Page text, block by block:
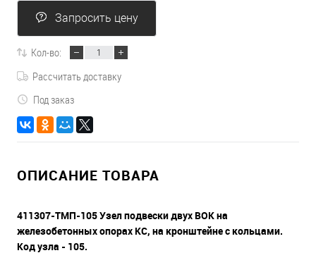
Запросить цену
Кол-во:
Рассчитать доставку
Под заказ
ОПИСАНИЕ ТОВАРА
411307-ТМП-105 Узел подвески двух ВОК на
железобетонных опорах КС, на кронштейне с кольцами.
Код узла - 105.